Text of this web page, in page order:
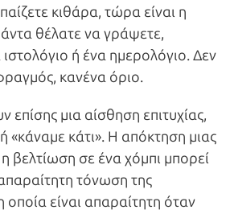
κιθάρα, τώρα είναι η
θέλατε να γράψετε,
ή ένα ημερολόγιο. Δεν
κανένα όριο.
επίσης μια αίσθηση επιτυχίας,
«κάναμε κάτι». Η απόκτηση μιας
βελτίωση σε ένα χόμπι μπορεί
τόνωση της
είναι απαραίτητη όταν